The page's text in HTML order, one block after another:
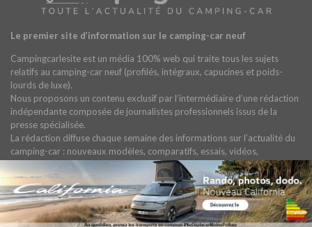
Le premier site d’information sur le camping-car neuf
Campingcarlesite est un média 100% web qui traite tous les sujets
relatifs au camping-car neuf (profilés, intégraux, capucines et poids-
lourds de luxe).
Nous proposons un contenu exclusif par l’intermédiaire d’une rédaction
indépendante composée de journalistes professionnels issus de la
presse spécialisée.
La rédaction diffuse chaque semaine des informations sur l’actualité du
camping-car : nouveaux modèles, comparatifs, essais, vidéos,
accessoires, réglementation, constructeurs, concessionnaires, salons
spécialisés…
EN SAVOIR PLUS